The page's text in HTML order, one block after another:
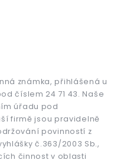
známka, přihlášená u
číslem 24 71 43. Naše
úřadu pod
firmě jsou pravidelně
povinností z
č.363/2003 Sb.,
činnost v oblasti